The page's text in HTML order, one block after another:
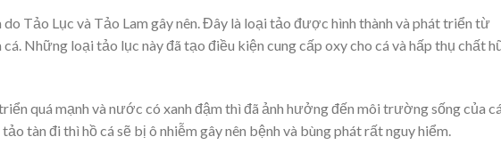
Tảo Lục và Tảo Lam gây nên. Đây là loại tảo được hình thành và phát triển từ
Những loại tảo lục này đã tạo điều kiện cung cấp oxy cho cá và hấp thụ chất
quá mạnh và nước có xanh đậm thì đã ảnh hưởng đến môi trường sống của
tàn đi thì hồ cá sẽ bị ô nhiễm gây nên bệnh và bùng phát rất nguy hiểm.